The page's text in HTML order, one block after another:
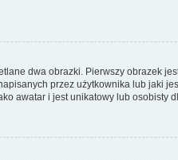
dwa obrazki. Pierwszy obrazek
przez użytkownika lub jaki
awatar i jest unikatowy lub osobisty